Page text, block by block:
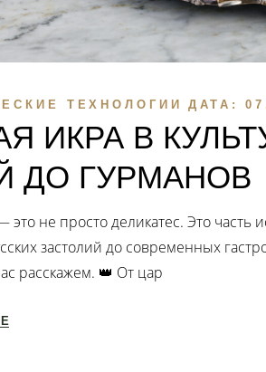
ТЕХНОЛОГИИ ДАТА:
ИКРА В
ДО ГУРМАНОВ
это не просто деликатес. Это часть
застолий до современных
расскажем. 👑 От цар